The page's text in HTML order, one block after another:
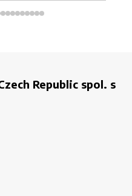
Republic spol. s